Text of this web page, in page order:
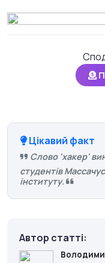
Цікавий факт
Слово 'хакер'
студентів
інституту.
Автор статті: